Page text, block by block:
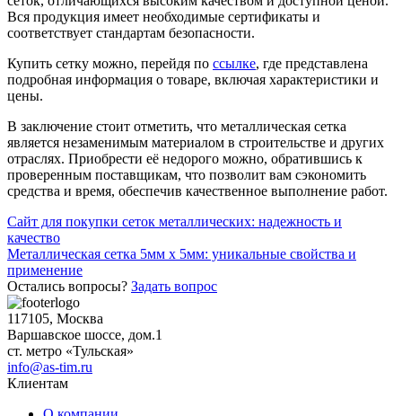
Вся продукция имеет необходимые сертификаты и
соответствует стандартам безопасности.
Купить сетку можно, перейдя по ссылке, где представлена
подробная информация о товаре, включая характеристики и
цены.
В заключение стоит отметить, что металлическая сетка
является незаменимым материалом в строительстве и других
отраслях. Приобрести её недорого можно, обратившись к
проверенным поставщикам, что позволит вам сэкономить
средства и время, обеспечив качественное выполнение работ.
Навигация
по
записям
Сайт для покупки сеток металлических: надежность и
качество
Металлическая сетка 5мм х 5мм: уникальные свойства и
применение
Остались вопросы? Задать вопрос
117105, Москва
Варшавское шоссе, дом.1
ст. метро «Тульская»
info@as-tim.ru
Клиентам